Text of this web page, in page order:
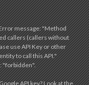
message: "Method
callers (callers without
use API Key or other
to call this API."
"forbidden".
API key? Look at the